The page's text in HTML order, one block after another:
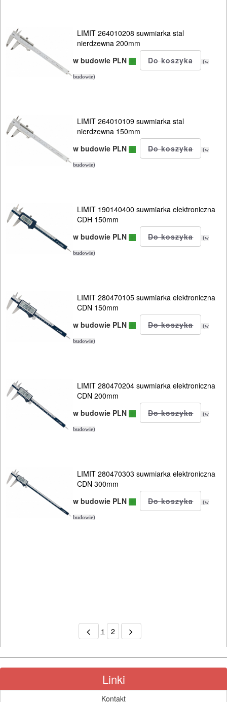
LIMIT 264010208 suwmiarka stal
nierdzewna 200mm
w budowie PLN
(w
budowie)
LIMIT 264010109 suwmiarka stal
nierdzewna 150mm
w budowie PLN
(w
budowie)
LIMIT 190140400 suwmiarka elektroniczna
CDH 150mm
w budowie PLN
(w
budowie)
LIMIT 280470105 suwmiarka elektroniczna
CDN 150mm
w budowie PLN
(w
budowie)
LIMIT 280470204 suwmiarka elektroniczna
CDN 200mm
w budowie PLN
(w
budowie)
LIMIT 280470303 suwmiarka elektroniczna
CDN 300mm
w budowie PLN
(w
budowie)
1 2
Linki
Kontakt